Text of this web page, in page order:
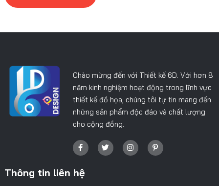
Chào mừng đến với Thiết kế 6D. Với hơn 8
năm kinh nghiệm hoạt động trong lĩnh vực
thiết kế đồ họa, chúng tôi tự tin mang đến
những sản phẩm độc đáo và chất lượng
cho cộng đồng.
Thông tin liên hệ